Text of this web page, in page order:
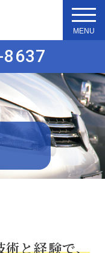
t
o
g
e
n
a
v
g
a
t
i
o
術と経験で、